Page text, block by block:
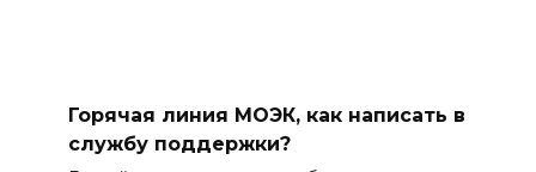
Горячая линия МОЭК, как написать в
службу поддержки?